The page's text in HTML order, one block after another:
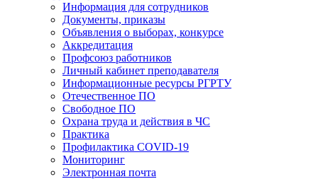
Информация для сотрудников
Документы, приказы
Объявления о выборах, конкурсе
Аккредитация
Профсоюз работников
Личный кабинет преподавателя
Информационные ресурсы РГРТУ
Отечественное ПО
Свободное ПО
Охрана труда и действия в ЧС
Практика
Профилактика COVID-19
Мониторинг
Электронная почта